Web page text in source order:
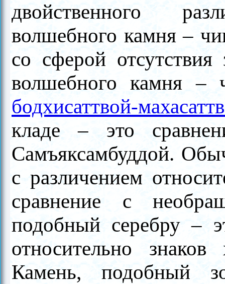
двойственного
волшебного камня –
со сферой
волшебного камня –
бодхисаттвой-
кладе – это
Самъяксамбуддой.
с различением
сравнение с
подобный серебру –
относительно знаков
Камень, подобный